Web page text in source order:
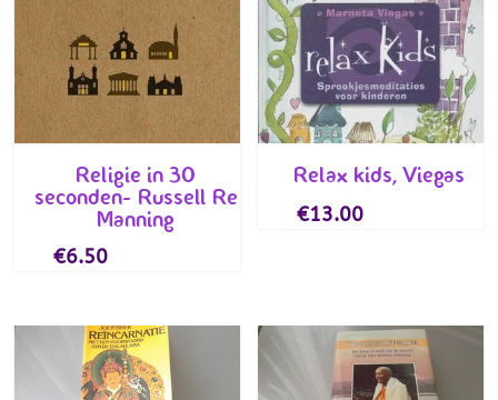
Religie in 30
seconden- Russell Re
Manning
€6.50
Relax kids, Viegas
€13.00